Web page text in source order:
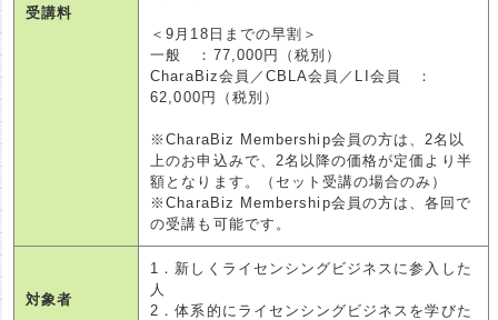
受講料
＜9月18日までの早割＞
一般 ：77,000円（税別）
CharaBiz会員／CBLA会員／LI会員 ：
62,000円（税別）
※CharaBiz Membership会員の方は、2名以
上のお申込みで、2名以降の価格が定価より半
額となります。（セット受講の場合のみ）
※CharaBiz Membership会員の方は、各回で
の受講も可能です。
対象者
1．新しくライセンシングビジネスに参入した
人
2．体系的にライセンシングビジネスを学びた